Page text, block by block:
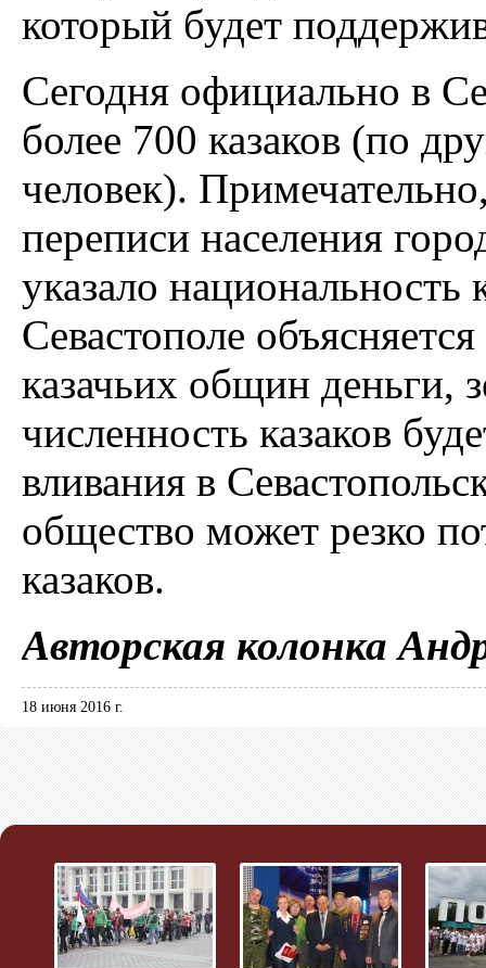
который будет
Сегодня официально в
более 700 казаков (по
человек).
переписи населения
указало национальность
Севастополе
казачьих общин деньги,
численность казаков
вливания в
общество может резко
казаков.
Авторская колонка
18 июня 2016 г.